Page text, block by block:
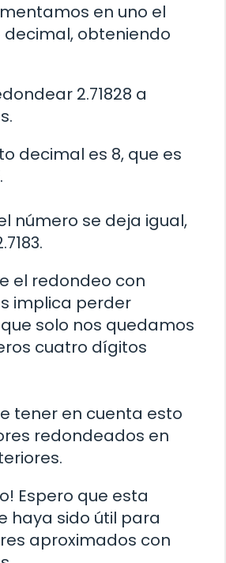
en uno el
obteniendo
2.71828 a
decimal es 8, que es
número se deja igual,
el redondeo con
implica perder
solo nos quedamos
cuatro dígitos
tener en cuenta esto
redondeados en
Espero que esta
haya sido útil para
aproximados con